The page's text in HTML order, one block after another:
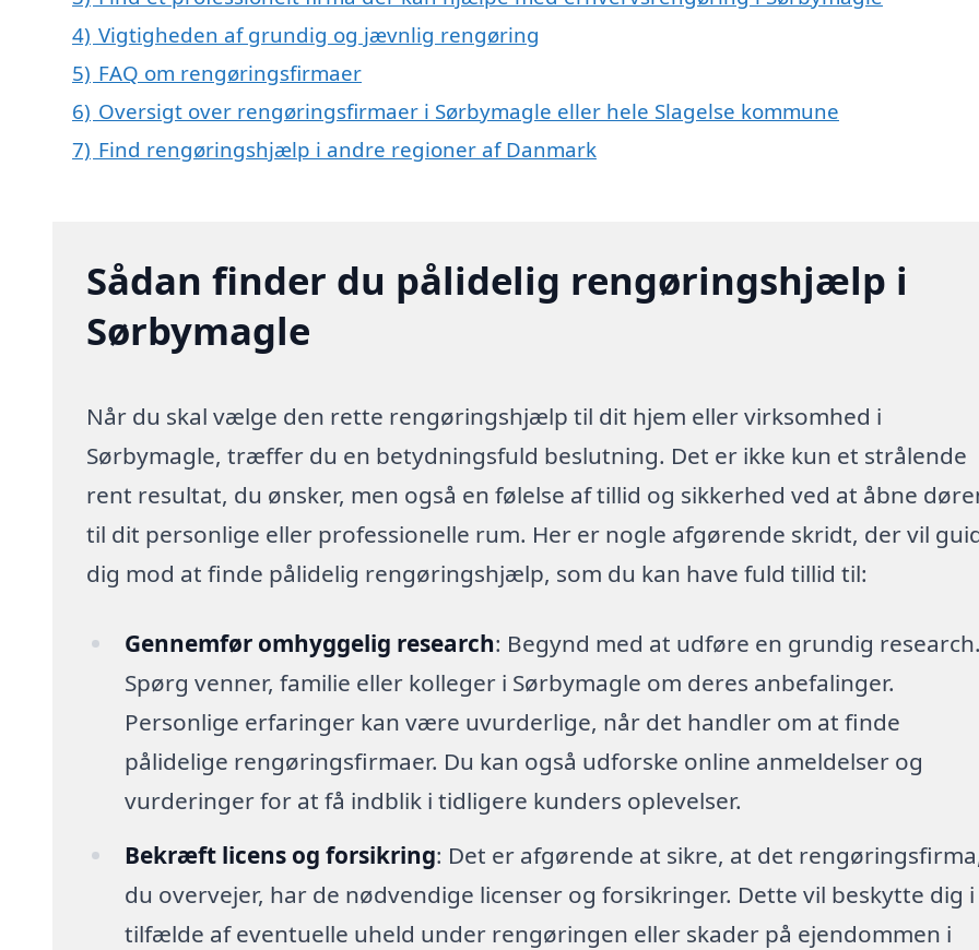
4) Vigtigheden af grundig og jævnlig rengøring
5) FAQ om rengøringsfirmaer
6) Oversigt over rengøringsfirmaer i Sørbymagle eller hele Slagelse kommune
7) Find rengøringshjælp i andre regioner af Danmark
Sådan finder du pålidelig rengøringshjælp i
Sørbymagle
Når du skal vælge den rette rengøringshjælp til dit hjem eller virksomhed i
Sørbymagle, træffer du en betydningsfuld beslutning. Det er ikke kun et strålende
rent resultat, du ønsker, men også en følelse af tillid og sikkerhed ved at åbne
til dit personlige eller professionelle rum. Her er nogle afgørende skridt, der vil
dig mod at finde pålidelig rengøringshjælp, som du kan have fuld tillid til:
Gennemfør omhyggelig research: Begynd med at udføre en grundig
Spørg venner, familie eller kolleger i Sørbymagle om deres anbefalinger.
Personlige erfaringer kan være uvurderlige, når det handler om at finde
pålidelige rengøringsfirmaer. Du kan også udforske online anmeldelser og
vurderinger for at få indblik i tidligere kunders oplevelser.
Bekræft licens og forsikring: Det er afgørende at sikre, at det
du overvejer, har de nødvendige licenser og forsikringer. Dette vil beskytte dig i
tilfælde af eventuelle uheld under rengøringen eller skader på ejendommen i